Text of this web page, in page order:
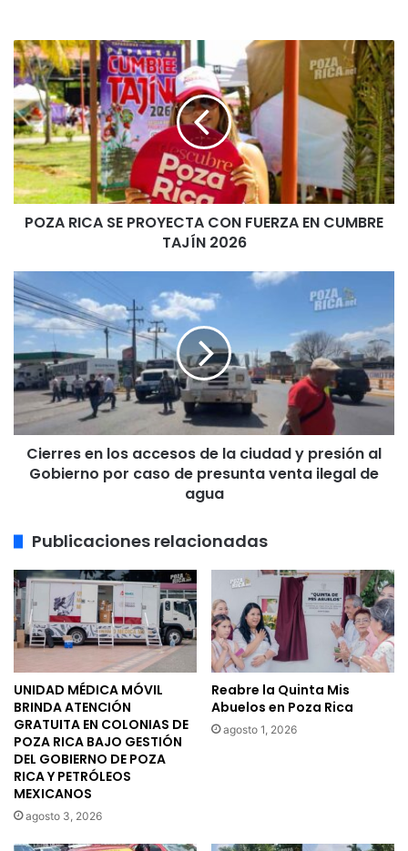
POZA
RICA
SE
PROYECTA
CON
FUERZA
EN
CUMBRE
TAJÍN
2026
POZA RICA SE PROYECTA CON FUERZA EN CUMBRE
TAJÍN 2026
Cierres
en
los
accesos
de
la
ciudad
y
presión
Gobierno
presunta
venta
ilegal
de
agua
Cierres en los accesos de la ciudad y presión al
Gobierno por caso de presunta venta ilegal de
agua
Publicaciones relacionadas
UNIDAD MÉDICA MÓVIL
BRINDA ATENCIÓN
GRATUITA EN COLONIAS DE
POZA RICA BAJO GESTIÓN
DEL GOBIERNO DE POZA
RICA Y PETRÓLEOS
MEXICANOS
agosto 3, 2026
Reabre la Quinta Mis
Abuelos en Poza Rica
agosto 1, 2026